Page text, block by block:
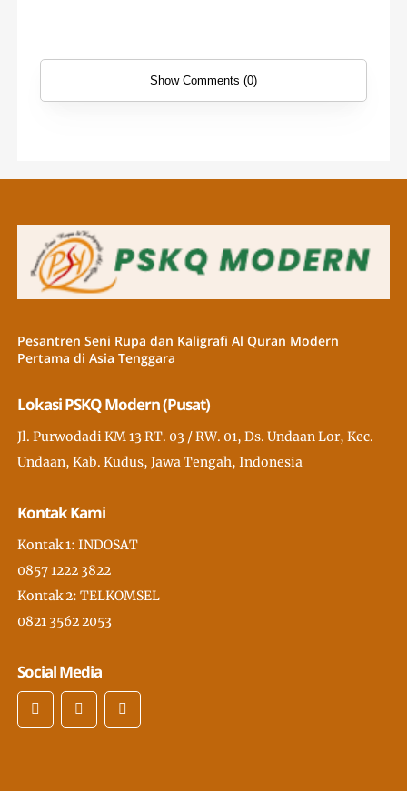
Show Comments (0)
Pesantren Seni Rupa dan Kaligrafi Al Quran Modern
Pertama di Asia Tenggara
Lokasi PSKQ Modern (Pusat)
Jl. Purwodadi KM 13 RT. 03 / RW. 01, Ds. Undaan Lor, Kec.
Undaan, Kab. Kudus, Jawa Tengah, Indonesia
Kontak Kami
Kontak 1: INDOSAT
0857 1222 3822
Kontak 2: TELKOMSEL
0821 3562 2053
Social Media